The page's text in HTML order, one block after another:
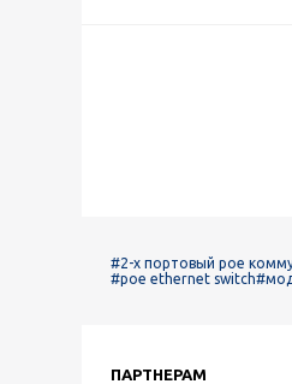
#2-х портовый poe
#poe ethernet switch
ПАРТНЕРАМ